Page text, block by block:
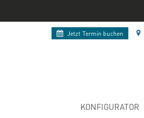
Jetzt Termin buchen
KONFIGURATOR